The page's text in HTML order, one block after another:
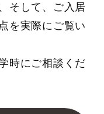
そして、ご入居
を実際にご覧い
時にご相談くだ